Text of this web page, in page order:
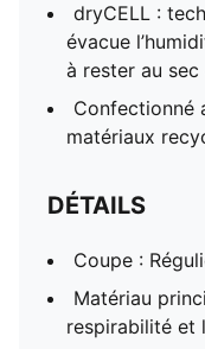
dryCELL :
évacue
à rester au sec
Confectionné
matériaux
DÉTAILS
Coupe :
Matériau
respirabilité et